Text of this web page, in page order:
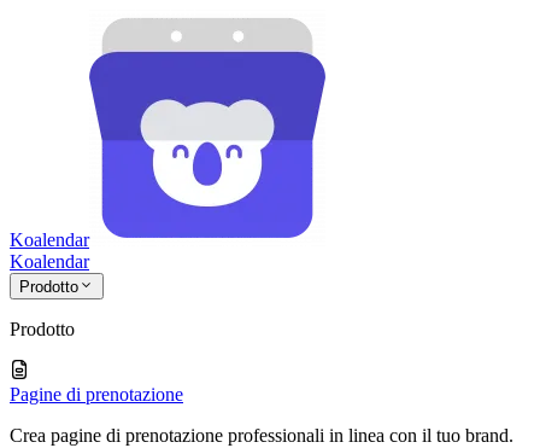
Koalendar
Koalendar
Prodotto
Prodotto
Pagine di prenotazione
Crea pagine di prenotazione professionali in linea con il tuo brand.